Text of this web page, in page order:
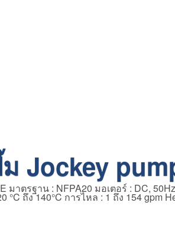
Jockey
มาตรฐาน : NFPA20 มอเตอร์ : DC,
ถึง 140°C การไหล : 1 ถึง 154 gpm